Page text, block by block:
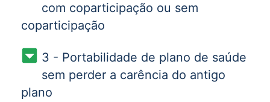
com coparticipação ou sem
coparticipação
3 - Portabilidade de plano de saúde
sem perder a carência do antigo
plano